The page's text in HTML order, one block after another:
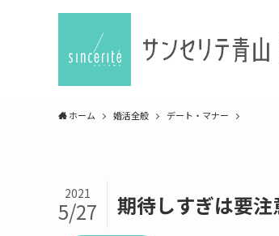
ホーム 婚活全般 デート・マナー
期待しすぎは要
2021
5/27